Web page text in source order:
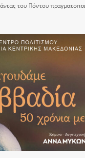
του Πόντου